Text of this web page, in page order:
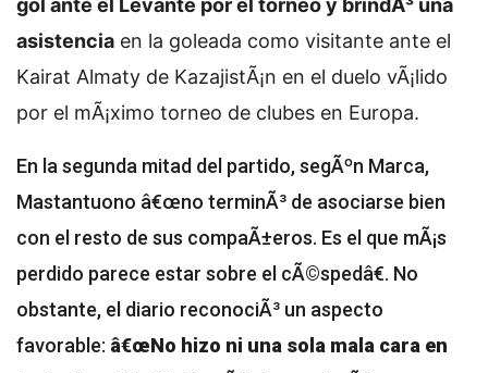
gol ante el Levante por el torneo y brindÃ³ una
asistencia en la goleada como visitante ante el
Kairat Almaty de KazajistÃ¡n en el duelo vÃ¡lido
por el mÃ¡ximo torneo de clubes en Europa.
En la segunda mitad del partido, segÃºn Marca,
Mastantuono â€œno terminÃ³ de asociarse bien
con el resto de sus compaÃ±eros. Es el que mÃ¡s
perdido parece estar sobre el cÃ©spedâ€. No
obstante, el diario reconociÃ³ un aspecto
favorable: â€œNo hizo ni una sola mala cara en